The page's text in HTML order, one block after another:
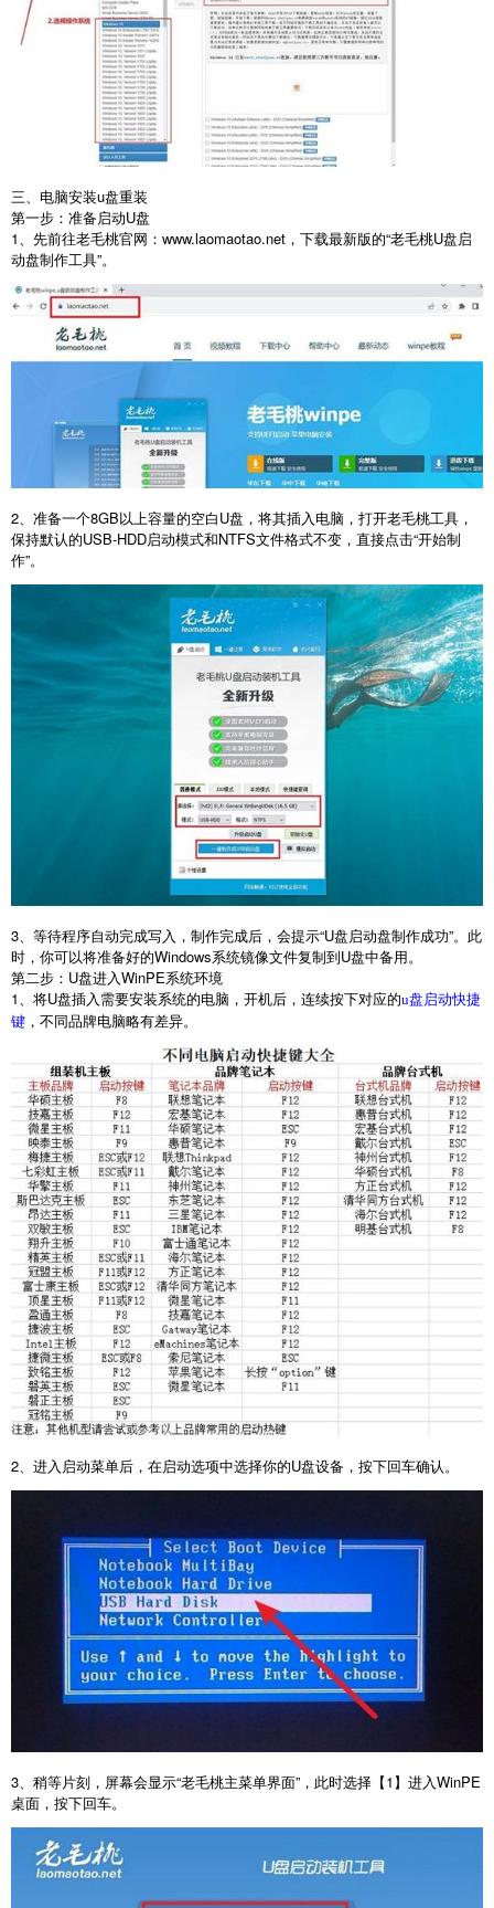
三、电脑安装u盘重装
第一步：准备启动U盘
1、先前往老毛桃官网： www.laomaotao.net ，下载最新版的“老毛桃U盘启
动盘制作工具”。
2、准备一个8GB以上容量的空白U盘，将其插入电脑，打开老毛桃工具，
保持默认的USB-HDD启动模式和NTFS文件格式不变，直接点击“开始制
作”。
3、等待程序自动完成写入，制作完成后，会提示“U盘启动盘制作成功”。此
时，你可以将准备好的Windows系统镜像文件复制到U盘中备用。
第二步： U盘进入WinPE系统环境
1、将U盘插入需要安装系统的电脑，开机后，连续按下对应的u盘启动快捷
键 ，不同品牌电脑略有差异。
2、进入启动菜单后，在启动选项中选择你的U盘设备，按下回车确认。
3、稍等片刻，屏幕会显示“老毛桃主菜单界面”，此时选择【1】进入WinPE
桌面，按下回车。